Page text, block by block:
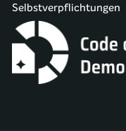
Selbstverpflichtungen